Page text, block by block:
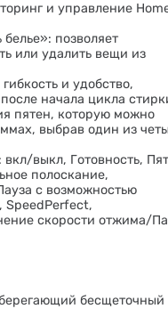
и управление
позволяет
или удалить вещи из
и удобство,
начала цикла
пятен, которую можно
выбрав один из
выкл, Готовность,
полоскание,
с возможностью
SpeedPerfect,
скорости отжима/
бесщеточный